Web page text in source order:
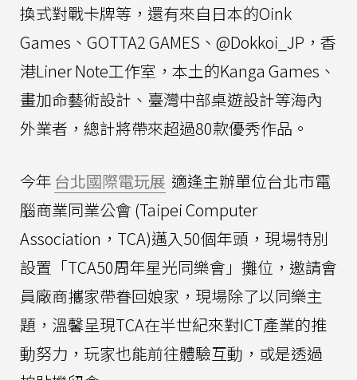
換式對戰卡牌等，還有來自日本的Oink
Games、GOTTA2 GAMES、@Dokkoi_JP，香
港Liner Note工作室，本土的Kanga Games、
畫加命藝術設計、臺灣中部桌遊設計等海內
外業者，總計將帶來超過80款優秀作品。
今年 台北國際電玩展 適逢主辦單位台北市電
腦商業同業公會 (Taipei Computer
Association，TCA)邁入50個年頭，現場特別
設置「TCA50周年星光同樂會」攤位，邀請會
員廠商攜家帶眷回娘家，現場除了以同樂主
題，溫馨呈現TCA在半世紀來對ICT產業的推
動努力，玩家也能前往體驗互動，或是透過